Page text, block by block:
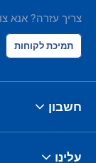
צריך עזרה? אנא
תמיכת לקוחות
חשבון
עלינו